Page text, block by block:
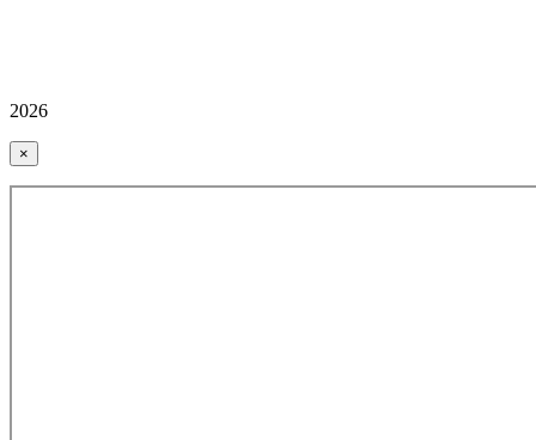
2026
×